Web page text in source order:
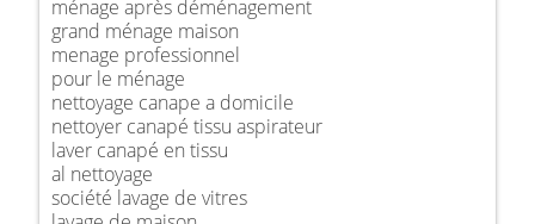
ménage après déménagement
grand ménage maison
menage professionnel
pour le ménage
nettoyage canape a domicile
nettoyer canapé tissu aspirateur
laver canapé en tissu
al nettoyage
société lavage de vitres